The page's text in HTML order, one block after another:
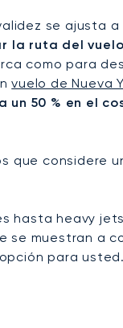
se ajusta a
la ruta del
como para
vuelo de Nueva
un 50 % en el
que considere
hasta heavy
se muestran a
para usted.